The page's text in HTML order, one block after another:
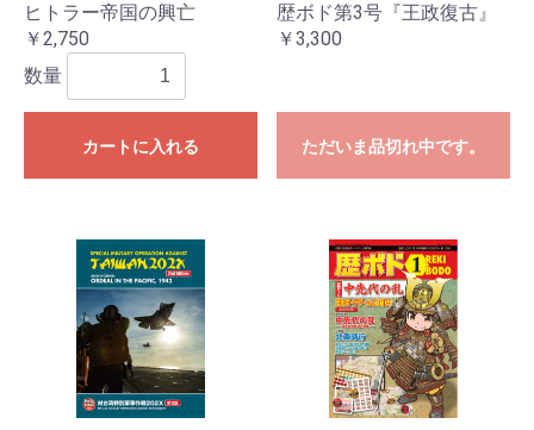
ヒトラー帝国の興亡
￥2,750
数量
カートに入れる
歴ボド第3号『王政復古』
￥3,300
ただいま品切れ中です。